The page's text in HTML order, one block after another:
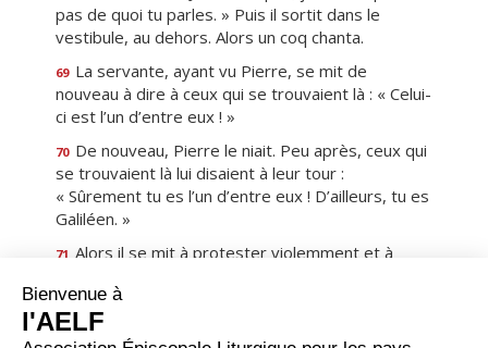
pas de quoi tu parles. » Puis il sortit dans le
vestibule, au dehors. Alors un coq chanta.
69 La servante, ayant vu Pierre, se mit de
nouveau à dire à ceux qui se trouvaient là : « Celui-
ci est l’un d’entre eux ! »
70 De nouveau, Pierre le niait. Peu après, ceux qui
se trouvaient là lui disaient à leur tour :
« Sûrement tu es l’un d’entre eux ! D’ailleurs, tu es
Galiléen. »
71 Alors il se mit à protester violemment et à
parlez. »
72 Et aussitôt, pour la seconde fois, un coq chanta.